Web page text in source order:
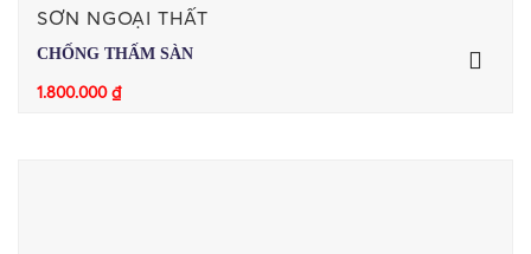
SƠN NGOẠI THẤT
CHỐNG THẤM SÀN
1.800.000₫